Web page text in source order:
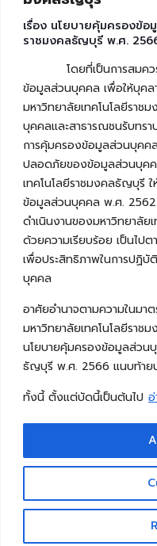
เรื่อง นโยบายคุ้มครองข้อ
ราชมงคลธัญบุรี พ.ศ.
โดยที่เป็นการสมควรใ
ข้อมูลส่วนบุคคล เพื่อให้บุค
มหาวิทยาลัยเทคโนโลยีราช
บุคคลและสาธารณชนรับทรา
การคุ้มครองข้อมูลส่วนบุคค
ปลอดภัยของข้อมูลส่วนบุคค
เทคโนโลยีราชมงคลธัญบุรี
ข้อมูลส่วนบุคคล พ.ศ. 2562
ดำเนินงานของมหาวิทยาลัย
ด้วยความเรียบร้อย เป็นไป
เพื่อประสิทธิภาพในการปฏิบั
บุคคล
อาศัยอำนาจตามความในม
มหาวิทยาลัยเทคโนโลยีรา
นโยบายคุ้มครองข้อมูลส่วน
ธัญบุรี พ.ศ. 2566 แนบท้าย
ทั้งนี้ ตั้งแต่บัดนี้เป็นต้นไป
Copyright © 2026 ค
เทคโ